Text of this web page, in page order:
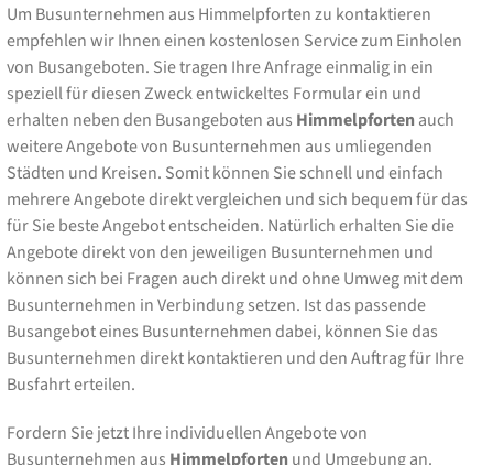
Um Busunternehmen aus Himmelpforten zu kontaktieren
empfehlen wir Ihnen einen kostenlosen Service zum Einholen
von Busangeboten. Sie tragen Ihre Anfrage einmalig in ein
speziell für diesen Zweck entwickeltes Formular ein und
erhalten neben den Busangeboten aus Himmelpfortenauch
weitere Angebote von Busunternehmen aus umliegenden
Städten und Kreisen. Somit können Sie schnell und einfach
mehrere Angebote direkt vergleichen und sich bequem für das
für Sie beste Angebot entscheiden. Natürlich erhalten Sie die
Angebote direkt von den jeweiligen Busunternehmen und
können sich bei Fragen auch direkt und ohne Umweg mit dem
Busunternehmen in Verbindung setzen. Ist das passende
Busangebot eines Busunternehmen dabei, können Sie das
Busunternehmen direkt kontaktieren und den Auftrag für Ihre
Busfahrt erteilen.
Fordern Sie jetzt Ihre individuellen Angebote von
Busunternehmen aus Himmelpfortenund Umgebung an.